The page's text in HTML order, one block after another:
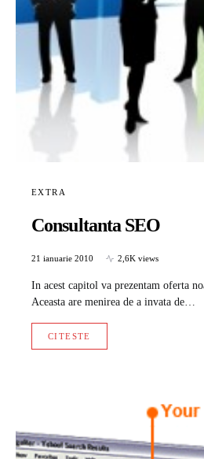
EXTRA
Consultanta SEO
21 ianuarie 2010 2,6K views
In acest capitol va prezentam oferta
Aceasta are menirea de a invata de…
CITESTE